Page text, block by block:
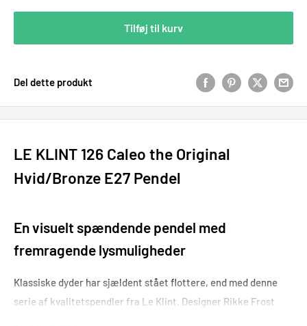
Tilføj til kurv
Del dette produkt
LE KLINT 126 Caleo the Original
Hvid/Bronze E27 Pendel
En visuelt spændende pendel med
fremragende lysmuligheder
Klassiske dyder har sjældent stået flottere, end med denne
serie af kvalitetspendler fra Le Klint. Designer Rikke Frost